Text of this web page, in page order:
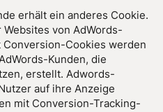
erhält ein anderes Cookie.
von AdWords-
Cookies werden
Kunden, die
erstellt. Adwords-
auf ihre Anzeige
mit Conversion-Tracking-